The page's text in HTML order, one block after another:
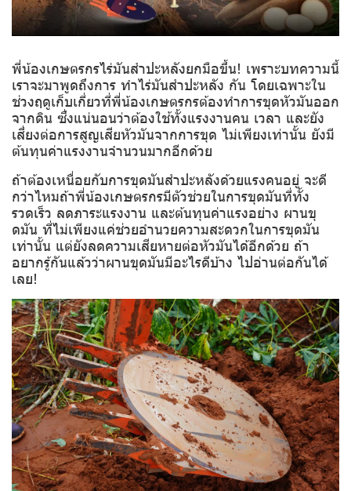
พี่น้องเกษตรกรไร่มันสำปะหลังยกมือขึ้น! เพราะบทความนี้
เราจะมาพูดถึงการ ทำไร่มันสำปะหลัง กัน โดยเฉพาะใน
ช่วงฤดูเก็บเกี่ยวที่พี่น้องเกษตรกรต้องทำการขุดหัวมันออก
จากดิน ซึ่งแน่นอนว่าต้องใช้ทั้งแรงงานคน เวลา และยัง
เสี่ยงต่อการสูญเสียหัวมันจากการขุด ไม่เพียงเท่านั้น ยังมี
ต้นทุนค่าแรงงานจำนวนมากอีกด้วย
ถ้าต้องเหนื่อยกับการขุดมันสำปะหลังด้วยแรงคนอยู่ จะดี
กว่าไหมถ้าพี่น้องเกษตรกรมีตัวช่วยในการขุดมันที่ทั้ง
รวดเร็ว ลดภาระแรงงาน และต้นทุนค่าแรงอย่าง ผานขุ
ดมัน ที่ไม่เพียงแค่ช่วยอำนวยความสะดวกในการขุดมัน
เท่านั้น แต่ยังลดความเสียหายต่อหัวมันได้อีกด้วย ถ้า
อยากรู้กันแล้วว่าผานขุดมันมีอะไรดีบ้าง ไปอ่านต่อกันได้
เลย!